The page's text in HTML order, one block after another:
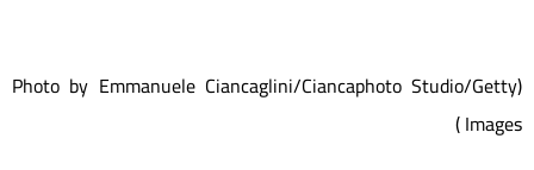
(Photo by Emmanuele Ciancaglini/Ciancaphoto Studio/Getty
Images )